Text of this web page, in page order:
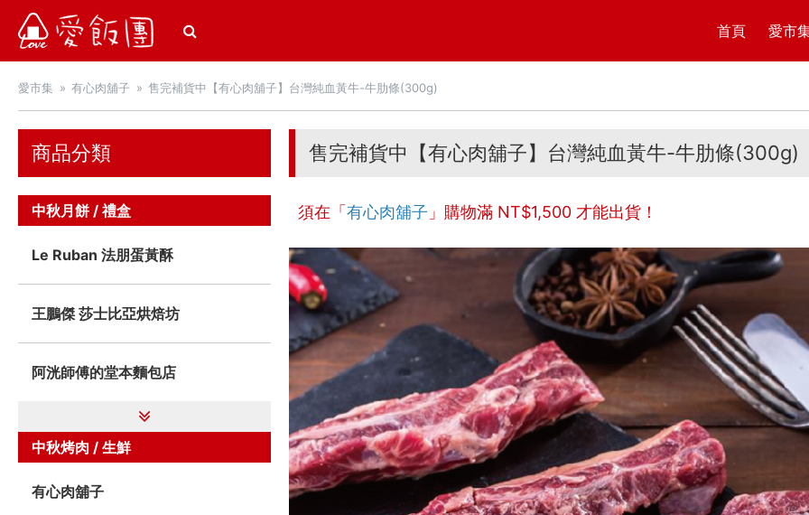
愛飯團 首頁 愛市
愛市集 有心肉舖子 售完補貨中【有心肉舖子】台灣純血黃牛-牛肋條(300g)
售完補貨中【有心肉舖子】台灣純血黃牛-牛肋條(300g)
須在「有心肉舖子 」購物滿 NT$1,500 才能出貨！
商品分類
中秋月餅 / 禮盒
Le Ruban 法朋蛋黃酥
王鵬傑 莎士比亞烘焙坊
阿洸師傅的堂本麵包店
中秋烤肉 / 生鮮
有心肉舖子